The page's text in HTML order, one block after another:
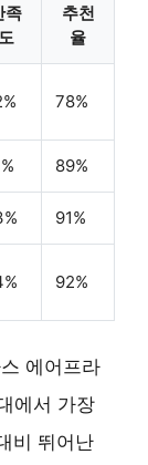
족
도
추천
율
78%
89%
91%
92%
에어프라
에서 가장
비 뛰어난